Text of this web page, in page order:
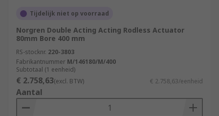
Tijdelijk niet op voorraad
Norgren Double Acting Acting Rodless Actuator
80mm Bore 400 mm
RS-stocknr. 220-3803
Fabrikantnummer M/146180/M/400
Subtotaal (1 eenheid)
€ 2.758,63(excl. BTW) € 2.758,63/eenheid
Aantal